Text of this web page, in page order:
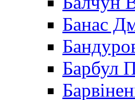
Банас
Барбул